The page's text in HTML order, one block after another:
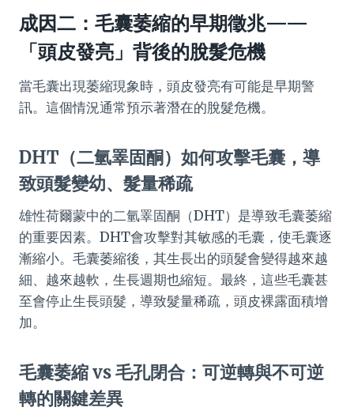
成因二：毛囊萎縮的早期徵兆——
「頭皮發亮」背後的脫髮危機
當毛囊出現萎縮現象時，頭皮發亮有可能是早期警
訊。這個情況通常預示著潛在的脫髮危機。
DHT（二氫睪固酮）如何攻擊毛囊，導
致頭髮變幼、髮量稀疏
雄性荷爾蒙中的二氫睪固酮（DHT）是導致毛囊萎縮
的重要因素。DHT會攻擊對其敏感的毛囊，使毛囊逐
漸縮小。毛囊萎縮後，其生長出的頭髮會變得越來越
細、越來越軟，生長週期也縮短。最終，這些毛囊甚
至會停止生長頭髮，導致髮量稀疏，頭皮裸露面積增
加。
毛囊萎縮 vs 毛孔閉合：可逆轉與不可逆
轉的關鍵差異